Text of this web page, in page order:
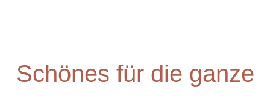
Schönes für die ganze